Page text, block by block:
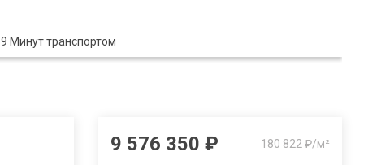
Минут транспортом
9 576 350 ₽ 180 822 ₽/м²